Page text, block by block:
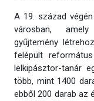
A 19. század
városban,
gyűjtemény
felépült
lelkipásztor-tanár
több, mint 1400
ebből 200 darab az